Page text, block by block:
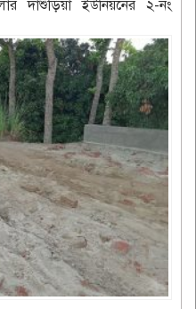
দাশুড়িয়া ইউনিয়নের ২-নং